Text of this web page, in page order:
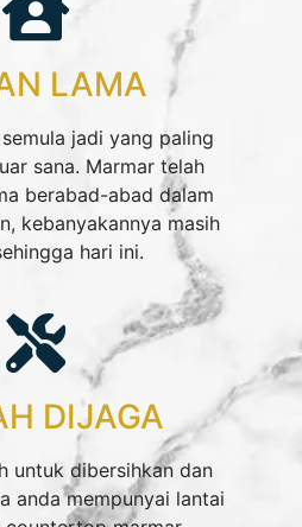
LAMA
jadi yang paling
sana. Marmar telah
berabad-abad dalam
kebanyakannya masih
hari ini.​
DIJAGA
untuk dibersihkan dan
anda mempunyai lantai